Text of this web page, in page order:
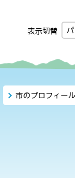
表示切替
市のプロフィール